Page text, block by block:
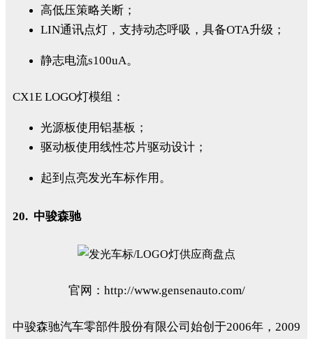
高低压策略关断；
LIN通讯点灯，支持动态呼吸，具备OTA升级；
静志电流s100uA。
CX1E LOGO灯模组：
光源板使用铝基板；
驱动板使用线性芯片驱动设计；
起到点亮发光车标作用。
20. 中骏森驰
官网：http://www.gensenauto.com/
中骏森驰汽车零部件股份有限公司始创于2006年，2009